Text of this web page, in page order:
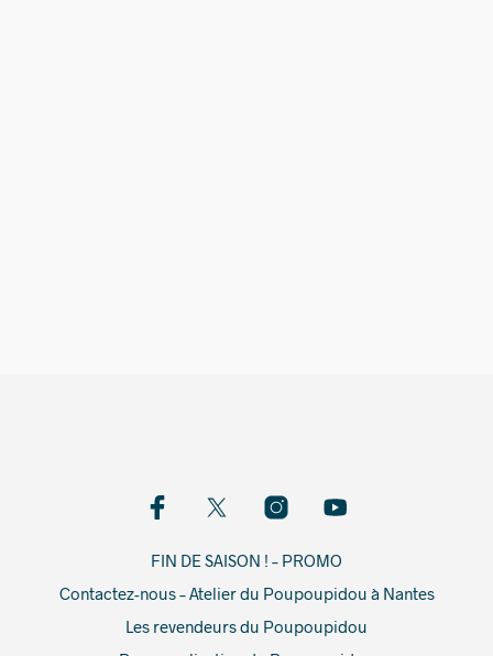
FIN DE SAISON ! – PROMO
Contactez-nous – Atelier du Poupoupidou à Nantes
Les revendeurs du Poupoupidou